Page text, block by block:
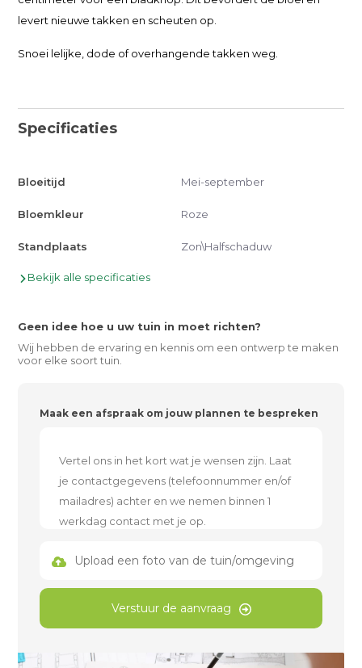
levert nieuwe takken en scheuten op.
Snoei lelijke, dode of overhangende takken weg.
Specificaties
Bloeitijd Mei-september
Bloemkleur Roze
Standplaats Zon\Halfschaduw
Bekijk alle specificaties
Geen idee hoe u uw tuin in moet richten?
Wij hebben de ervaring en kennis om een ontwerp te maken
voor elke soort tuin.
Maak een afspraak om jouw plannen te bespreken
Upload een foto van de tuin/omgeving
Verstuur de aanvraag